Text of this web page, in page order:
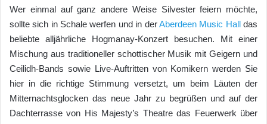
Wer einmal auf ganz andere Weise Silvester feiern möchte,
sollte sich in Schale werfen und in derAberdeen Music Halldas
beliebte alljährliche Hogmanay-Konzert besuchen. Mit einer
Mischung aus traditioneller schottischer Musik mit Geigern und
Ceilidh-Bands sowie Live-Auftritten von Komikern werden Sie
hier in die richtige Stimmung versetzt, um beim Läuten der
Mitternachtsglocken das neue Jahr zu begrüßen und auf der
Dachterrasse von His Majesty’s Theatre das Feuerwerk über